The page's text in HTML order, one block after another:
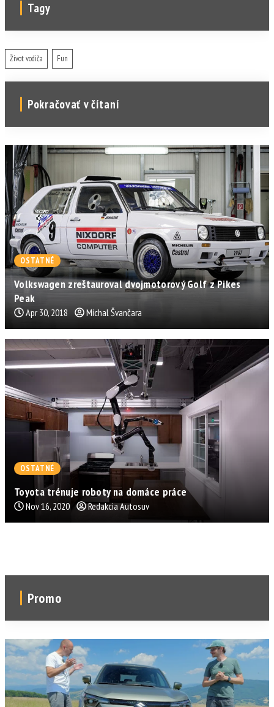
Tagy
Život vodiča Fun
Pokračovať v čítaní
OSTATNÉ
Volkswagen zreštauroval dvojmotorový Golf z Pikes
Peak
Apr 30, 2018 Michal Švančara
OSTATNÉ
Toyota trénuje roboty na domáce práce
Nov 16, 2020 Redakcia Autosuv
Promo